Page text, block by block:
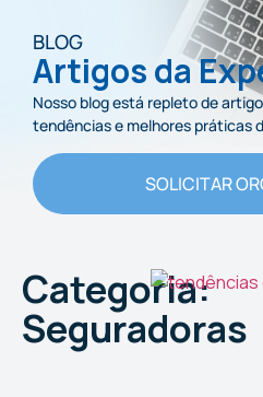
BLOG
Artigos da
Nosso blog está repleto de
tendências e melhores práticas
SOLICITAR
Categoria:
Seguradoras